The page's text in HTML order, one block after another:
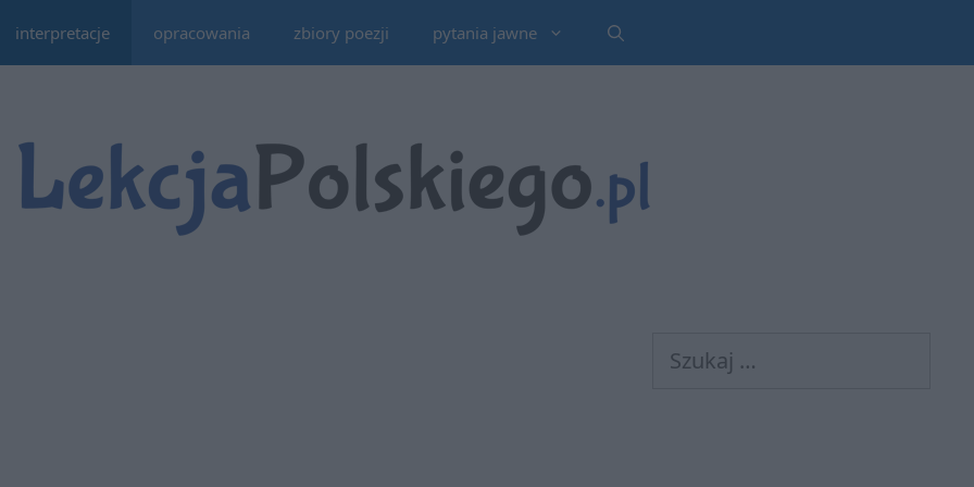
interpretacje opracowania zbiory poezji pytania jawne